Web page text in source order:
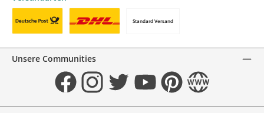
Standard Versand
Unsere Communities
FacebookInstagramTwitter YouTubePinterestWebsite